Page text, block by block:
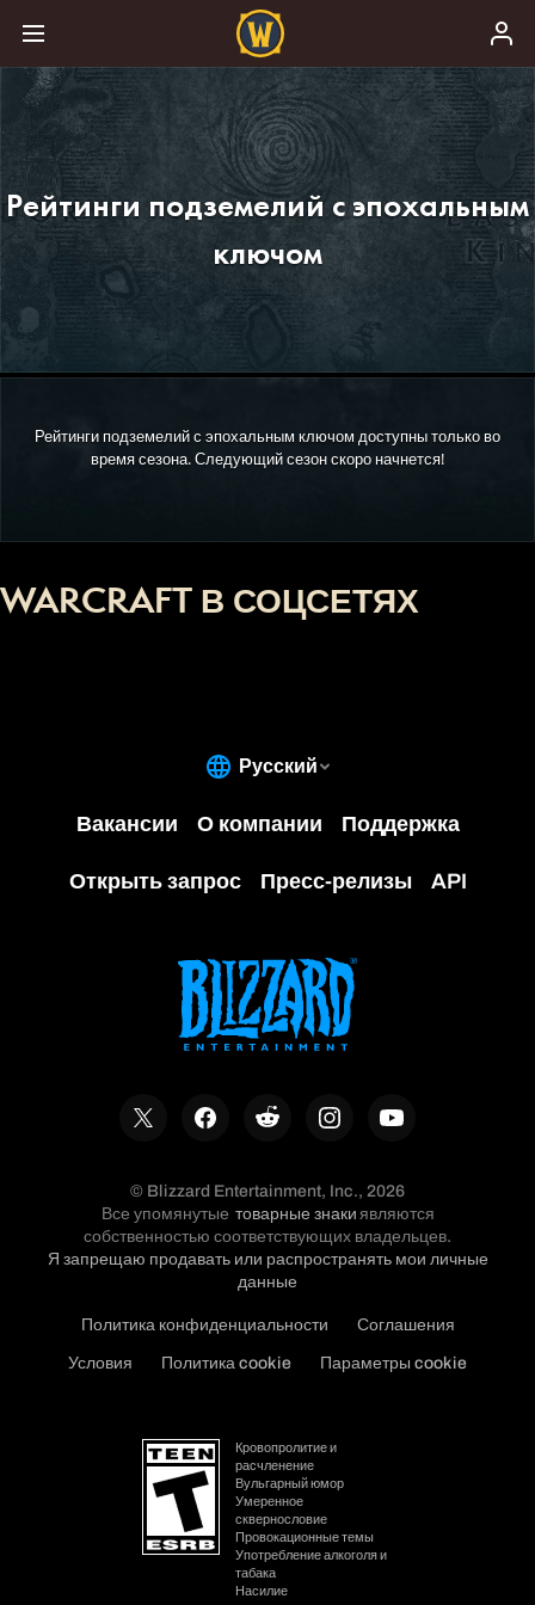
Рейтинги подземелий с эпохальным
ключом
Рейтинги подземелий с эпохальным ключом доступны только во
время сезона. Следующий сезон скоро начнется!
WARCRAFT В СОЦСЕТЯХ